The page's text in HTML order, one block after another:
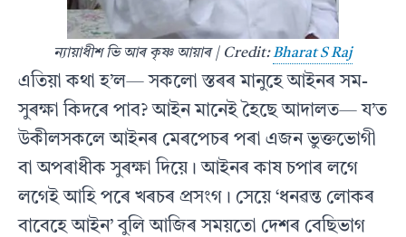
ন্যায়াধীশ ভি আৰ কৃষ্ণ আয়াৰ | Credit:Bharat S Raj
এতিয়া কথা হ’ল— সকলো স্তৰৰ মানুহে আইনৰ সম-
সুৰক্ষা কিদৰে পাব? আইন মানেই হৈছে আদালত— য’ত
উকীলসকলে আইনৰ মেৰপেচৰ পৰা এজন ভুক্তভোগী
বা অপৰাধীক সুৰক্ষা দিয়ে। আইনৰ কাষ চপাৰ লগে
লগেই আহি পৰে খৰচৰ প্ৰসংগ। সেয়ে ‘ধনৱন্ত লোকৰ
বাবেহে আইন’ বুলি আজিৰ সময়তো দেশৰ বেছিভাগ